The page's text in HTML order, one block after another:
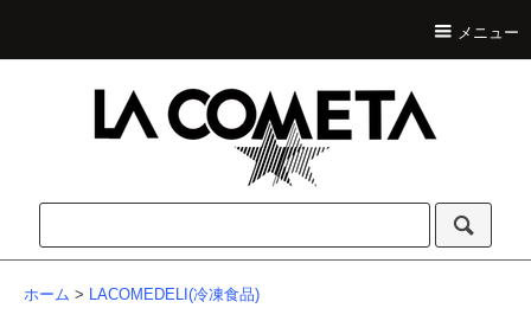
メニュー
ホーム > LACOMEDELI(冷凍食品)